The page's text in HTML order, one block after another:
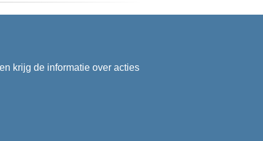
krijg de informatie over acties